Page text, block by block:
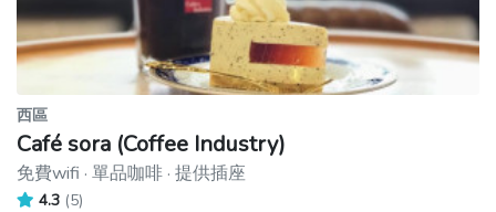
西區
Café sora (Coffee Industry)
免費wifi · 單品咖啡 · 提供插座
4.3 (5)